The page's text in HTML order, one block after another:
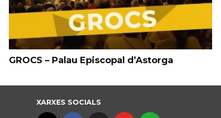
GROCS – Palau Episcopal d’Astorga
XARXES SOCIALS